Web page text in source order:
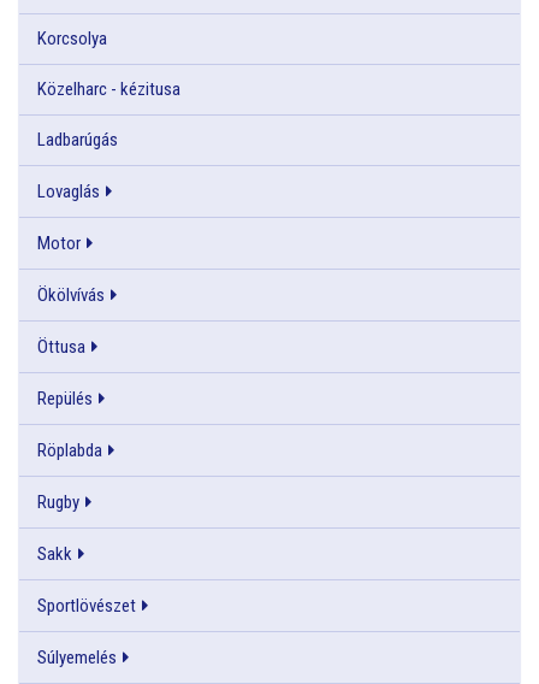
Korcsolya
Közelharc - kézitusa
Ladbarúgás
Lovaglás
Motor
Ökölvívás
Öttusa
Repülés
Röplabda
Rugby
Sakk
Sportlövészet
Súlyemelés